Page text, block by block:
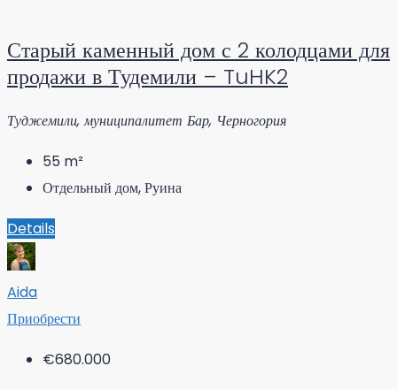
Старый каменный дом с 2 колодцами для
продажи в Тудемили – TuHK2
Туджемили, муниципалитет Бар, Черногория
55 m²
Отдельный дом, Руина
Details
Aida
Приобрести
€680.000